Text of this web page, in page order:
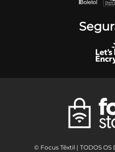
© Focus Têxtil | TODOS OS